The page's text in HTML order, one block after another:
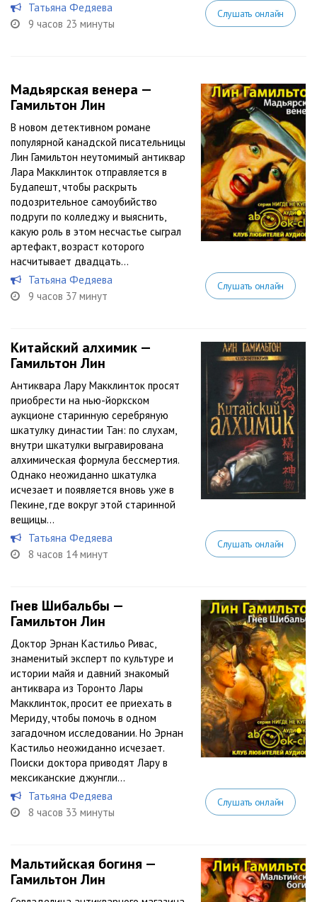
Татьяна Федяева
9 часов 23 минуты
Слушать онлайн
Мадьярская венера —
Гамильтон Лин
В новом детективном романе
популярной канадской писательницы
Лин Гамильтон неутомимый антиквар
Лара Макклинток отправляется в
Будапешт, чтобы раскрыть
подозрительное самоубийство
подруги по колледжу и выяснить,
какую роль в этом несчастье сыграл
артефакт, возраст которого
насчитывает двадцать...
Татьяна Федяева
9 часов 37 минут
Слушать онлайн
Китайский алхимик —
Гамильтон Лин
Антиквара Лару Макклинток просят
приобрести на нью-йоркском
аукционе старинную серебряную
шкатулку династии Тан: по слухам,
внутри шкатулки выгравирована
алхимическая формула бессмертия.
Однако неожиданно шкатулка
исчезает и появляется вновь уже в
Пекине, где вокруг этой старинной
вещицы...
Татьяна Федяева
8 часов 14 минут
Слушать онлайн
Гнев Шибальбы —
Гамильтон Лин
Доктор Эрнан Кастильо Ривас,
знаменитый эксперт по культуре и
истории майя и давний знакомый
антиквара из Торонто Лары
Макклинток, просит ее приехать в
Мериду, чтобы помочь в одном
загадочном исследовании. Но Эрнан
Кастильо неожиданно исчезает.
Поиски доктора приводят Лару в
мексиканские джунгли...
Татьяна Федяева
8 часов 33 минуты
Слушать онлайн
Мальтийская богиня —
Гамильтон Лин